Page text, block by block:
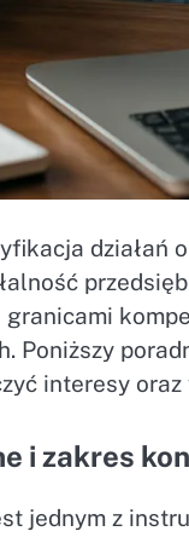
działań
granicami
Poniższy
interesy
i zakres
jednym z